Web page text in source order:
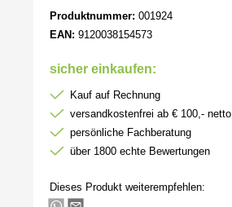
Produktnummer: 001924
EAN: 9120038154573
sicher einkaufen:
Kauf auf Rechnung
versandkostenfrei ab € 100,- netto
persönliche Fachberatung
über 1800 echte Bewertungen
Dieses Produkt weiterempfehlen: